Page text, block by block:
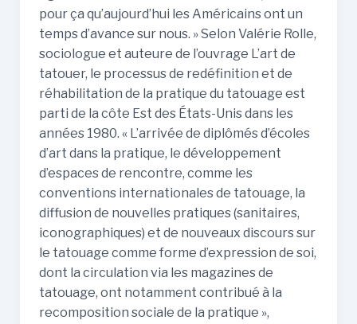
pour ça qu’aujourd’hui les Américains ont un
temps d’avance sur nous. » Selon Valérie Rolle,
sociologue et auteure de l’ouvrage L’art de
tatouer, le processus de redéfinition et de
réhabilitation de la pratique du tatouage est
parti de la côte Est des États-Unis dans les
années 1980. « L’arrivée de diplômés d’écoles
d’art dans la pratique, le développement
d’espaces de rencontre, comme les
conventions internationales de tatouage, la
diffusion de nouvelles pratiques (sanitaires,
iconographiques) et de nouveaux discours sur
le tatouage comme forme d’expression de soi,
dont la circulation via les magazines de
tatouage, ont notamment contribué à la
recomposition sociale de la pratique »,